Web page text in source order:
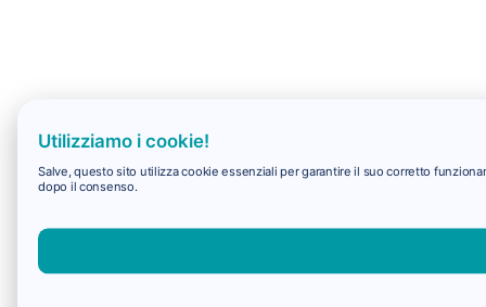
Utilizziamo i cookie!
Salve, questo sito utilizza cookie essenziali per garantire il suo corretto
dopo il consenso.